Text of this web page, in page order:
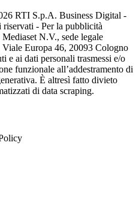
RTI S.p.A. Business Digital -
- Per la pubblicità
N.V., sede legale
Europa 46, 20093 Cologno
e ai dati personali trasmessi e/o
funzionale all’addestramento di
È altresì fatto divieto
di data scraping.